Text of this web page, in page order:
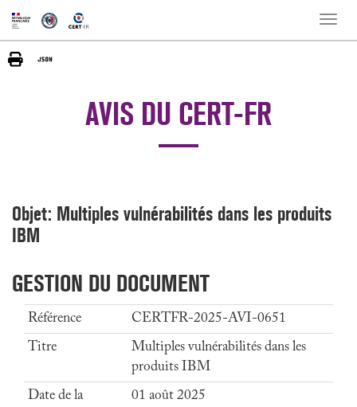
Toggle
AVIS DU CERT-FR
Objet: Multiples vulnérabilités dans les produits
IBM
GESTION DU DOCUMENT
Référence
CERTFR-2025-AVI-0651
Titre
Multiples vulnérabilités dans les
produits IBM
Date de la
01 août 2025